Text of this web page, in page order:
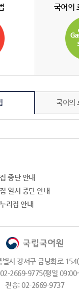
국어의
국어의
중단 안내
일시 중단 안내
리집 안내
시 강서구 금낭화로
2669-9775(평일
전송: 02-2669-9737